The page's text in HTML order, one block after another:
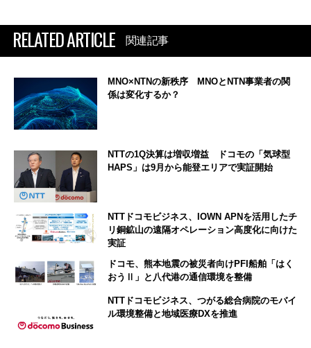
RELATED ARTICLE 関連記事
MNO×NTNの新秩序 MNOとNTN事業者の関
係は変化するか？
NTTの1Q決算は増収増益 ドコモの「気球型
HAPS」は9月から能登エリアで実証開始
NTTドコモビジネス、IOWN APNを活用したチ
リ銅鉱山の遠隔オペレーション高度化に向けた
実証
ドコモ、熊本地震の被災者向けPFI船舶「はく
おうⅡ」と八代港の通信環境を整備
NTTドコモビジネス、つがる総合病院のモバイ
ル環境整備と地域医療DXを推進